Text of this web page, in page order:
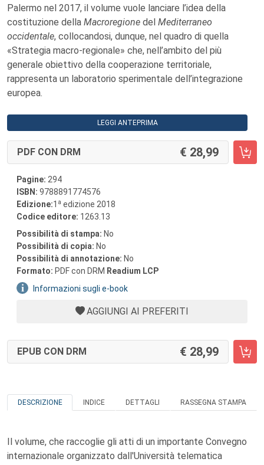
Palermo nel 2017, il volume vuole lanciare l’idea della
costituzione della Macroregione del Mediterraneo
occidentale, collocandosi, dunque, nel quadro di quella
«Strategia macro-regionale» che, nell’ambito del più
generale obiettivo della cooperazione territoriale,
rappresenta un laboratorio sperimentale dell’integrazione
europea.
LEGGI ANTEPRIMA
PDF CON DRM 28,99
Pagine: 294
ISBN: 9788891774576
Edizione:1 a edizione 2018
Codice editore: 1263.13
Possibilità di stampa: No
Possibilità di copia: No
Possibilità di annotazione: No
Formato: PDF con DRM Readium LCP
Informazioni sugli e-book
AGGIUNGI AI PREFERITI
EPUB CON DRM 28,99
DESCRIZIONE INDICE DETTAGLI RASSEGNA STAMPA
Il volume, che raccoglie gli atti di un importante Convegno
internazionale organizzato dall'Università telematica